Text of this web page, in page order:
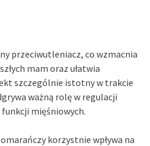
przeciwutleniacz, co wzmacnia
mam oraz ułatwia
szczególnie istotny w trakcie
ważną rolę w regulacji
mięśniowych.
korzystnie wpływa na